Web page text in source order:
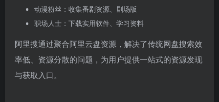
动漫粉丝：收集番剧资源、剧场版
职场人士：下载实用软件、学习资料
阿里搜通过聚合阿里云盘资源，解决了传统网盘搜索效
率低、资源分散的问题，为用户提供一站式的资源发现
与获取入口。